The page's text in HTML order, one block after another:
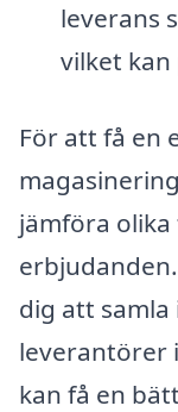
leverans
vilket
För att få en
jämföra
dig att
leverantörer
kan få en